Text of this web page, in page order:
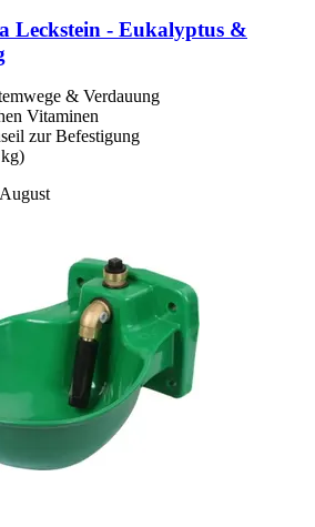
Leckstein -​ Eukalyptus &
& Verdauung
Vitaminen
zur Befestigung